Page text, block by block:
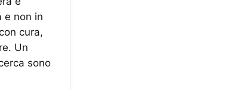
e non in
cura,
Un
sono